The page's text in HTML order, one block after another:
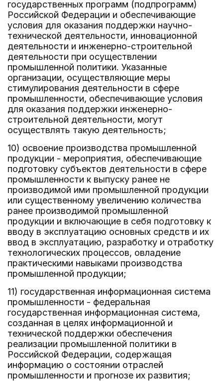
государственных программ (подпрограмм)
Российской Федерации и обеспечивающие
условия для оказания поддержки научно-
технической деятельности, инновационной
деятельности и инженерно-строительной
деятельности при осуществлении
промышленной политики. Указанные
организации, осуществляющие меры
стимулирования деятельности в сфере
промышленности, обеспечивающие условия
для оказания поддержки инженерно-
строительной деятельности, могут
осуществлять такую деятельность;
10) освоение производства промышленной
продукции - мероприятия, обеспечивающие
подготовку субъектов деятельности в сфере
промышленности к выпуску ранее не
производимой ими промышленной продукции
или существенному увеличению количества
ранее производимой промышленной
продукции и включающие в себя подготовку к
вводу в эксплуатацию основных средств и их
ввод в эксплуатацию, разработку и отработку
технологических процессов, овладение
практическими навыками производства
промышленной продукции;
11) государственная информационная система
промышленности - федеральная
государственная информационная система,
созданная в целях информационной и
технической поддержки обеспечения
реализации промышленной политики в
Российской Федерации, содержащая
информацию о состоянии отраслей
промышленности и прогнозе их развития;